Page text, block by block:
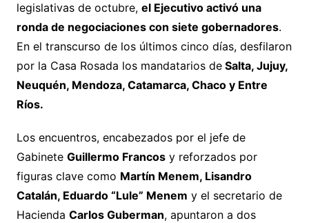
legislativas de octubre, el Ejecutivo activó una
ronda de negociaciones con siete gobernadores.
En el transcurso de los últimos cinco días, desfilaron
por la Casa Rosada los mandatarios deSalta, Jujuy,
Neuquén, Mendoza, Catamarca, Chaco y Entre
Ríos.
Los encuentros, encabezados por el jefe de
Gabinete Guillermo Francosy reforzados por
figuras clave como Martín Menem, Lisandro
Catalán, Eduardo “Lule” Menem y el secretario de
Hacienda Carlos Guberman, apuntaron a dos